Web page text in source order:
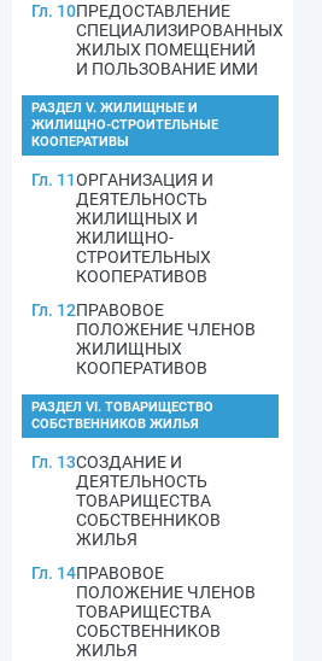
Гл. 10ПРЕДОСТАВЛЕНИЕ
СПЕЦИАЛИЗИРОВАННЫХ
ЖИЛЫХ ПОМЕЩЕНИЙ
И ПОЛЬЗОВАНИЕ ИМИ
РАЗДЕЛ V. ЖИЛИЩНЫЕ И
ЖИЛИЩНО-СТРОИТЕЛЬНЫЕ
КООПЕРАТИВЫ
Гл. 11ОРГАНИЗАЦИЯ И
ДЕЯТЕЛЬНОСТЬ
ЖИЛИЩНЫХ И
ЖИЛИЩНО-
СТРОИТЕЛЬНЫХ
КООПЕРАТИВОВ
Гл. 12ПРАВОВОЕ
ПОЛОЖЕНИЕ ЧЛЕНОВ
ЖИЛИЩНЫХ
КООПЕРАТИВОВ
РАЗДЕЛ VI. ТОВАРИЩЕСТВО
СОБСТВЕННИКОВ ЖИЛЬЯ
Гл. 13СОЗДАНИЕ И
ДЕЯТЕЛЬНОСТЬ
ТОВАРИЩЕСТВА
СОБСТВЕННИКОВ
ЖИЛЬЯ
Гл. 14ПРАВОВОЕ
ПОЛОЖЕНИЕ ЧЛЕНОВ
ТОВАРИЩЕСТВА
СОБСТВЕННИКОВ
ЖИЛЬЯ